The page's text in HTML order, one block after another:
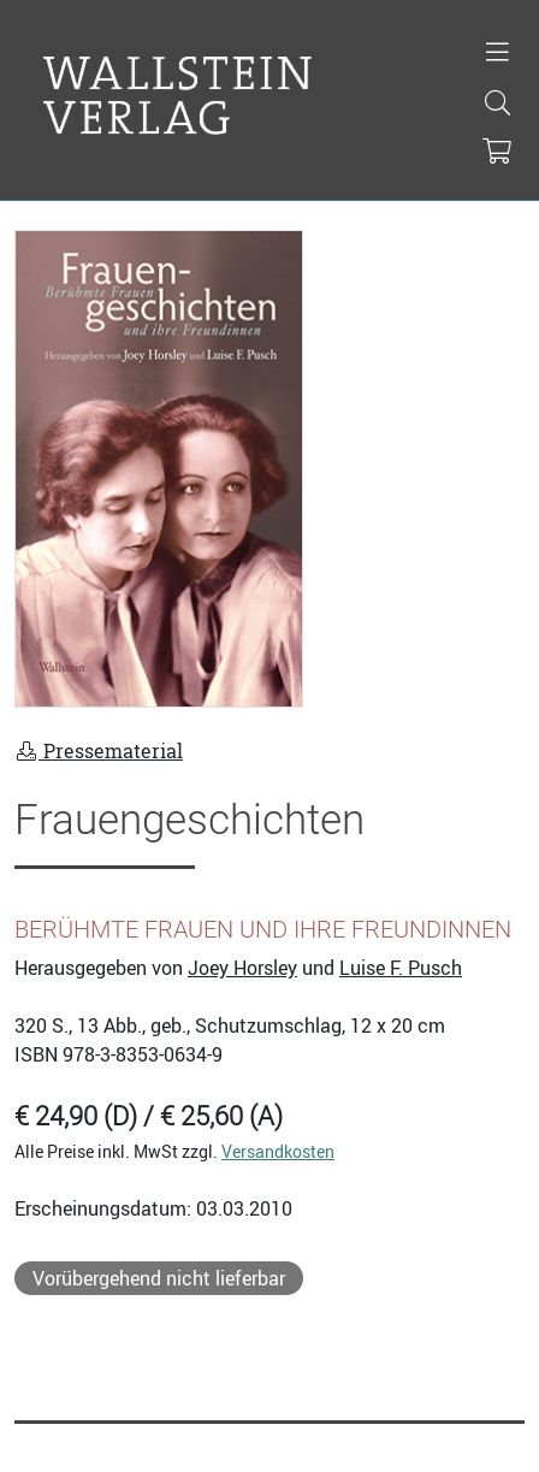
Pressematerial
Frauengeschichten
BERÜHMTE FRAUEN UND IHRE FREUNDINNEN
Herausgegeben von Joey Horsley und Luise F. Pusch
320 S., 13 Abb., geb., Schutzumschlag, 12 x 20 cm
ISBN 978-3-8353-0634-9
€ 24,90 (D) / € 25,60 (A)
Alle Preise inkl. MwSt zzgl. Versandkosten
Erscheinungsdatum: 03.03.2010
Vorübergehend nicht lieferbar